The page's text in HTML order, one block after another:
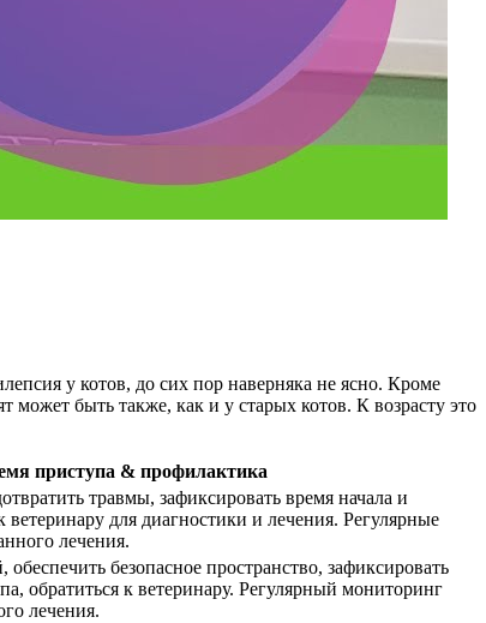
у котов, до сих пор наверняка не ясно. Кроме
может быть также, как и у старых котов. К возрасту это
приступа & профилактика
травмы, зафиксировать время начала и
для диагностики и лечения. Регулярные
лечения.
безопасное пространство, зафиксировать
обратиться к ветеринару. Регулярный мониторинг
лечения.